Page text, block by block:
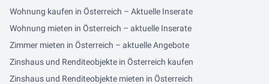
Wohnung kaufen in Österreich – Aktuelle Inserate
Wohnung mieten in Österreich – aktuelle Inserate
Zimmer mieten in Österreich – aktuelle Angebote
Zinshaus und Renditeobjekte in Österreich kaufen
Zinshaus und Renditeobjekte mieten in Österreich